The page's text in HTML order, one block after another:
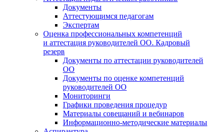
Документы
Аттестующимся педагогам
Экспертам
Оценка профессиональных компетенций
и аттестация руководителей ОО. Кадровый
резерв
Документы по аттестации руководителей
ОО
Документы по оценке компетенций
руководителей ОО
Мониторинги
Графики проведения процедур
Материалы совещаний и вебинаров
Информационно-методические материалы